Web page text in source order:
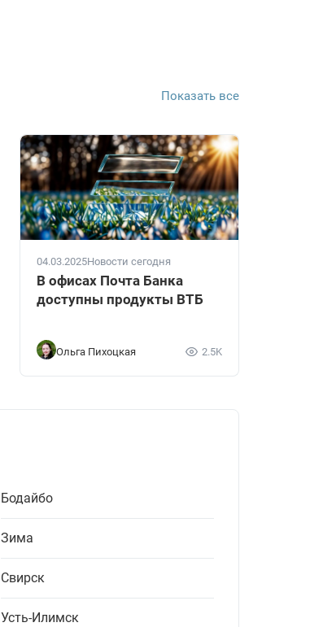
Показать все
04.03.2025Новости сегодня
В офисах Почта Банка
доступны продукты ВТБ
Ольга Пихоцкая 2.5K
Бодайбо
Зима
Свирск
Усть-Илимск